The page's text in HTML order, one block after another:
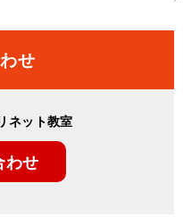
せ
ネット教室
わせ